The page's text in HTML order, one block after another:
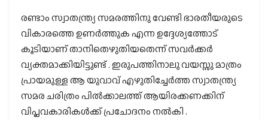
രണ്ടാം സ്വാതന്ത്ര്യ സമരത്തിനു വേണ്ടി ഭാരതീയരുടെ
വികാരത്തെ ഉണർത്തുക എന്ന ഉദ്ദേശ്യത്തോട്
കൂടിയാണ് താനിതെഴുതിയതെന്ന് സവർക്കർ
വ്യക്തമാക്കിയിട്ടുണ്ട് . ഇരുപത്തിനാലു വയസ്സു മാത്രം
പ്രായമുള്ള ആ യുവാവ് എഴുതിച്ചേർത്ത സ്വാതന്ത്ര്യ
സമര ചരിത്രം പിൽക്കാലത്ത് ആയിരക്കണക്കിന്
വിപ്ലവകാരികൾക്ക് പ്രചോദനം നൽകി .